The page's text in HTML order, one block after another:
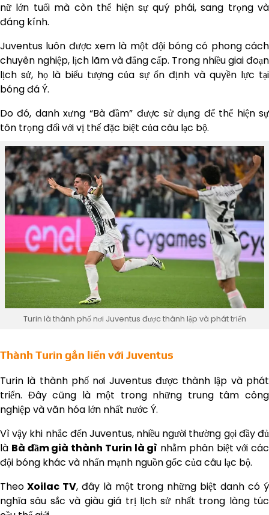
nữ lớn tuổi mà còn thể hiện sự quý phái, sang trọng và
đáng kính.
Juventus luôn được xem là một đội bóng có phong cách
chuyên nghiệp, lịch lãm và đẳng cấp. Trong nhiều giai đoạn
lịch sử, họ là biểu tượng của sự ổn định và quyền lực tại
bóng đá Ý.
Do đó, danh xưng “Bà đầm” được sử dụng để thể hiện sự
tôn trọng đối với vị thế đặc biệt của câu lạc bộ.
Turin là thành phố nơi Juventus được thành lập và phát triển
Thành Turin gắn liền với Juventus
Turin là thành phố nơi Juventus được thành lập và phát
triển. Đây cũng là một trong những trung tâm công
nghiệp và văn hóa lớn nhất nước Ý.
Vì vậy khi nhắc đến Juventus, nhiều người thường gọi đầy đủ
là Bà đầm già thành Turin là gì nhằm phân biệt với các
đội bóng khác và nhấn mạnh nguồn gốc của câu lạc bộ.
Theo Xoilac TV, đây là một trong những biệt danh có ý
nghĩa sâu sắc và giàu giá trị lịch sử nhất trong làng túc